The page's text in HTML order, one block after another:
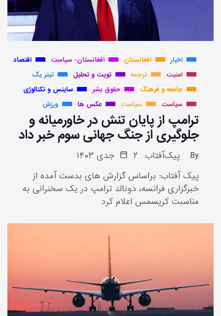
اخبار افغانستان افغانستان- سیاست
اقتصاد
امنیت
ترجمه تویت و تحلیل
تیتر یک
جامعه و فرهنگ
حقوق بشر
ساینس و تکنالوژی
سیاست
سیاست عکس ها ورزش
ترامپ از پایان تنش در خاورمیانه و
جلوگیری از جنگ جهانی سوم خبر داد
By پیک‌آفتاب
۲ جدی ۱۴۰۳
پیک آفتاب: براساس گزارش های بدست آمده از
خبرگزاری فرانسه، دونالد ترامپ در یک سخنرانی به
مناسبت کریسمس اعلام کرد